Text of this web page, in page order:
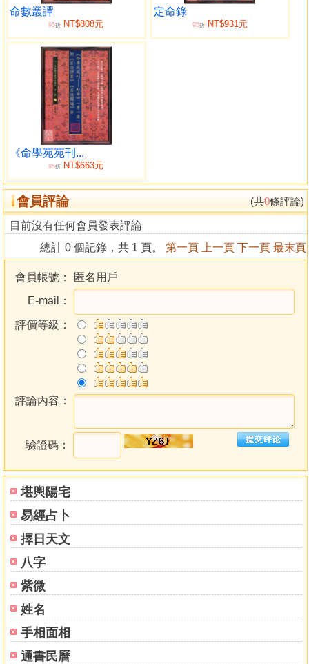
堪輿陽宅
易經占卜
擇日天文
八字
紫微
姓名
手相面相
通書民曆
命數叢譚
95折 NT$808元
定命錄
95折NT$931元
《命學苑苑刊...
95折 NT$663元
會員評論 (共0條評論)
目前沒有任何會員發表評論
總計 0 個記錄，共 1 頁。 第一頁 上一頁 下一頁 最末頁
會員帳號：
匿名用戶
E-mail：
評價等級：
評論內容：
驗證碼：